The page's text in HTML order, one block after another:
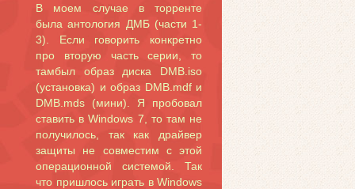
В моем случае в торренте
была антология ДМБ (части 1-
3). Если говорить конкретно
про вторую часть серии, то
тамбыл образ диска DMB.iso
(установка) и образ DMB.mdf и
DMB.mds (мини). Я пробовал
ставить в Windows 7, то там не
получилось, так как драйвер
защиты не совместим с этой
операционной системой. Так
что пришлось играть в Windows